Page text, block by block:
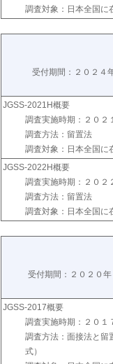
調査対象：日本全国に
受付期間：２０２４
JGSS-2021H概要
調査実施時期：２０２
調査方法：留置法
調査対象：日本全国に
JGSS-2022H概要
調査実施時期：２０２
調査方法：留置法
調査対象：日本全国に
受付期間：２０２０
JGSS-2017概要
調査実施時期：２０１
調査方法：面接法と留
式）